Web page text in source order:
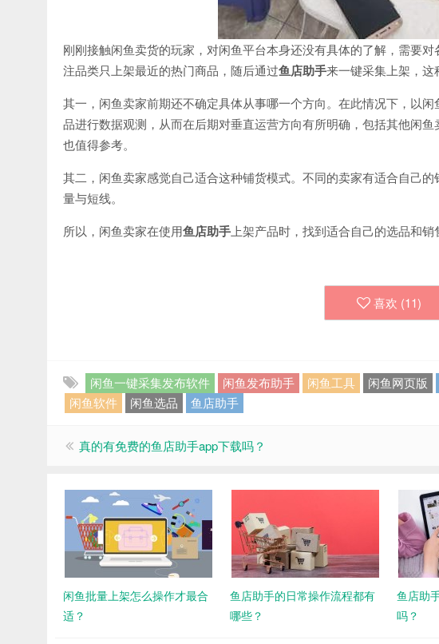
刚刚接触闲鱼卖货的玩家，对闲鱼平台本身还没有具体的了解，需要
注品类只上架最近的热门商品，随后通过鱼店助手来一键采集上架，
其一，闲鱼卖家前期还不确定具体从事哪一个方向。在此情况下，以
品进行数据观测，从而在后期对垂直运营方向有所明确，包括其他闲
也值得参考。
其二，闲鱼卖家感觉自己适合这种铺货模式。不同的卖家有适合自己
量与短线。
所以，闲鱼卖家在使用鱼店助手 上架产品时，找到适合自己的选品和
喜欢 (11)
闲鱼一键采集发布软件 闲鱼发布助手 闲鱼工具 闲鱼网页版
闲鱼软件
闲鱼选品 鱼店助手
真的有免费的鱼店助手app下载吗？
闲鱼批量上架怎么操作才最合
适？
鱼店助手的日常操作流程都有
哪些？
鱼店助
吗？